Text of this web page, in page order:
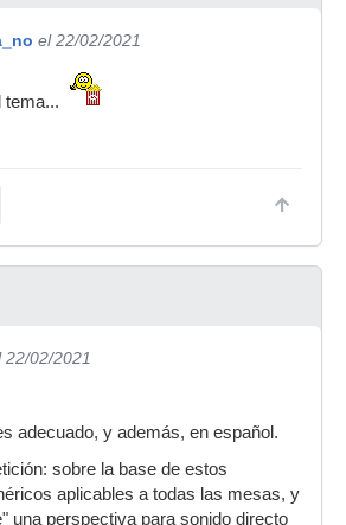
el 22/02/2021
tema...
22/02/2021
adecuado, y además, en español.
sobre la base de estos
aplicables a todas las mesas, y
una perspectiva para sonido directo